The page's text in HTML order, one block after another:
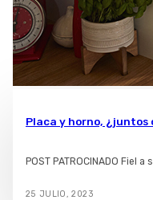
Placa y horno, ¿juntos
POST PATROCINADO Fiel
25 JULIO, 2023